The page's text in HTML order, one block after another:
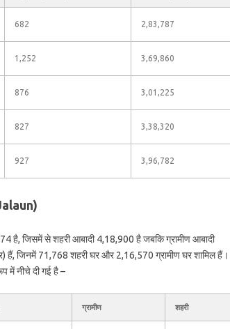
682 2,83,787
1,252 3,69,860
876 3,01,225
827 3,38,320
927 3,96,782
जिसमें से शहरी आबादी 4,18,900 है जबकि ग्रामीण आबादी
जिनमें 71,768 शहरी घर और 2,16,570 ग्रामीण घर शामिल हैं।
में नीचे दी गई है –
ग्रामीण शहरी